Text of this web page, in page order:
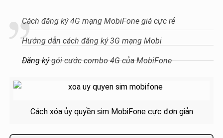
Cách đăng ký 4G mạng MobiFone giá cực rẻ
Hướng dẫn cách đăng ký 3G mạng Mobi
Đăng kýgói cước combo 4G của MobiFone
Cách xóa ủy quyền sim MobiFone cực đơn giản